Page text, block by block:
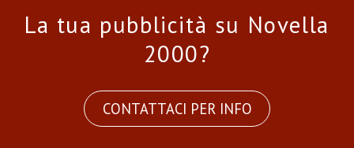
La tua pubblicità su Novella
2000?
CONTATTACI PER INFO